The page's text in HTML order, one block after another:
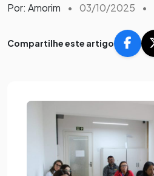
Por: Amorim • 03/10/2025 •
Compartilhe este artigo